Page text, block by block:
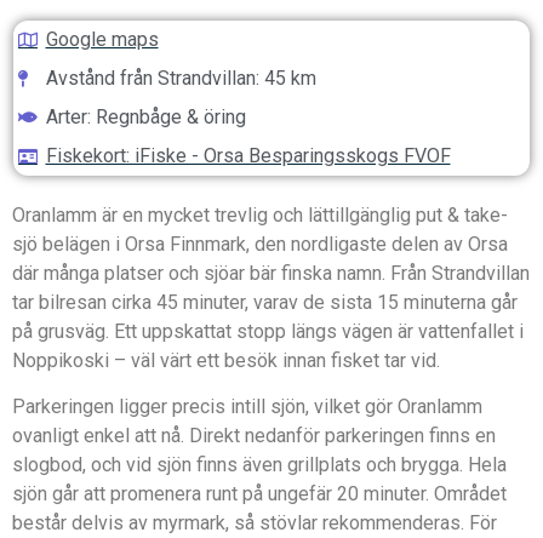
Google maps
Avstånd från Strandvillan: 45 km
Arter: Regnbåge & öring
Fiskekort: iFiske - Orsa Besparingsskogs FVOF
Oranlamm är en mycket trevlig och lättillgänglig put & take-
sjö belägen i Orsa Finnmark, den nordligaste delen av Orsa
där många platser och sjöar bär finska namn. Från Strandvillan
tar bilresan cirka 45 minuter, varav de sista 15 minuterna går
på grusväg. Ett uppskattat stopp längs vägen är vattenfallet i
Noppikoski – väl värt ett besök innan fisket tar vid.
Parkeringen ligger precis intill sjön, vilket gör Oranlamm
ovanligt enkel att nå. Direkt nedanför parkeringen finns en
slogbod, och vid sjön finns även grillplats och brygga. Hela
sjön går att promenera runt på ungefär 20 minuter. Området
består delvis av myrmark, så stövlar rekommenderas. För